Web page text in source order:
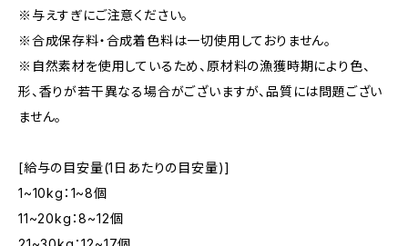
※与えすぎにご注意ください。
※合成保存料・合成着色料は一切使用しておりません。
※自然素材を使用しているため、原材料の漁獲時期により色、
形、香りが若干異なる場合がございますが、品質には問題ござい
ません。
[給与の目安量(1日あたりの目安量)]
1~10kg：1~8個
11~20kg：8~12個